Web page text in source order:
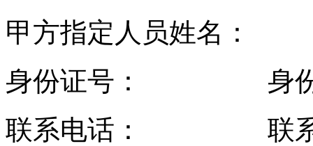
甲方指定人员姓名：
身份证号： 身份
联系电话： 联系